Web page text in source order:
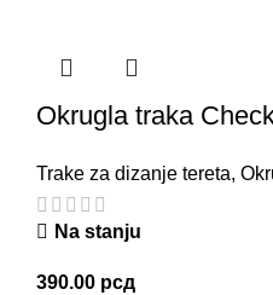
Okrugla traka
Trake za dizanje tereta,
Na stanju
390.00 рсд